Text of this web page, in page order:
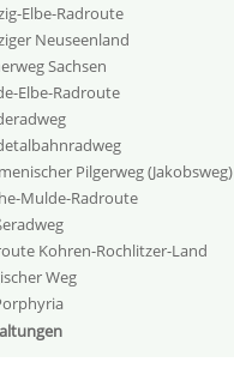
Elbe-Radroute
Neuseenland
Sachsen
Elbe-Radroute
Pilgerweg (Jakobsweg)
Mulde-Radroute
Kohren-Rochlitzer-Land
Weg